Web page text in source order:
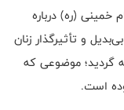
خمینی (ره) درباره
و تأثیرگذار زنان
گردید؛ موضوعی که
است.